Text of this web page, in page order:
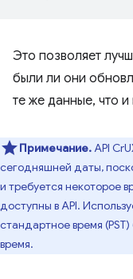
Это позволяет
были ли они
те же данные, что и
Примечание.API
сегодняшней даты,
и требуется некоторое
доступны в API.
стандартное время
время.